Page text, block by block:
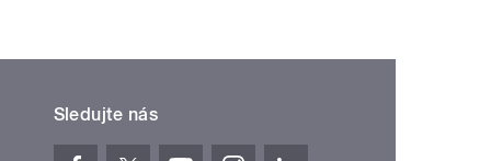
Sledujte nás